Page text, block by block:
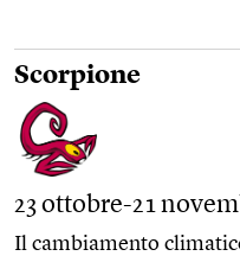
Scorpione
23 ottobre-21
Il cambiamento